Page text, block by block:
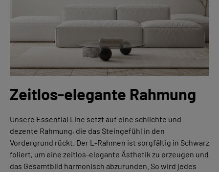
Zeitlos-elegante Rahmung
Unsere Essential Line setzt auf eine schlichte und
dezente Rahmung, die das Steingefühl in den
Vordergrund rückt. Der L-Rahmen ist sorgfältig in Schwarz
foliert, um eine zeitlos-elegante Ästhetik zu erzeugen und
das Gesamtbild harmonisch abzurunden. So wird jedes